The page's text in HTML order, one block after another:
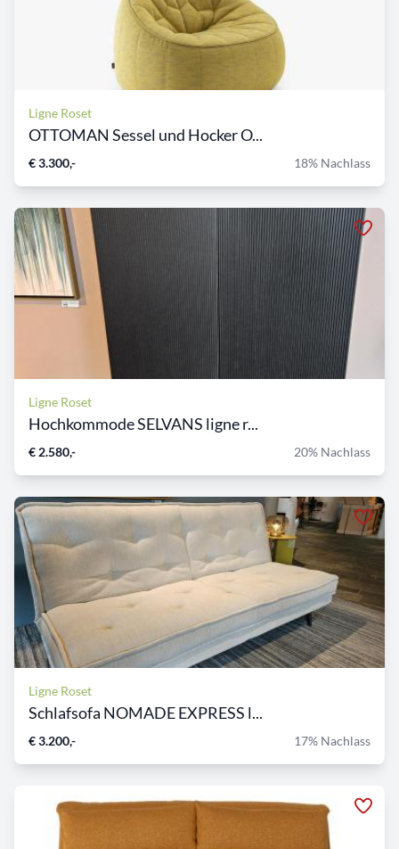
Ligne Roset
OTTOMAN Sessel und Hocker O...
€ 3.300,- 18% Nachlass
Ligne Roset
Hochkommode SELVANS ligne r...
€ 2.580,- 20% Nachlass
Ligne Roset
Schlafsofa NOMADE EXPRESS l...
€ 3.200,- 17% Nachlass